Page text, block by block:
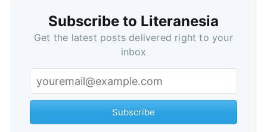
Subscribe to Literanesia
Get the latest posts delivered right to your
inbox
Subscribe